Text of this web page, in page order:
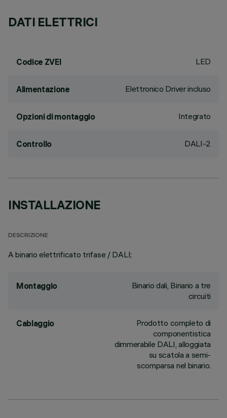
DATI ELETTRICI
Codice ZVEI LED
Alimentazione Elettronico Driver incluso
Opzioni di montaggio Integrato
Controllo DALI-2
INSTALLAZIONE
DESCRIZIONE
A binario elettrificato trifase / DALI;
Montaggio
Binario dali, Binario a tre
circuiti
Cablaggio
Prodotto completo di
componentistica
dimmerabile DALI, alloggiata
su scatola a semi-
scomparsa nel binario.